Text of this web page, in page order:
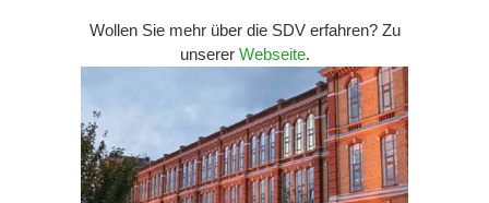
Wollen Sie mehr über die SDV erfahren? Zu
unserer Webseite.